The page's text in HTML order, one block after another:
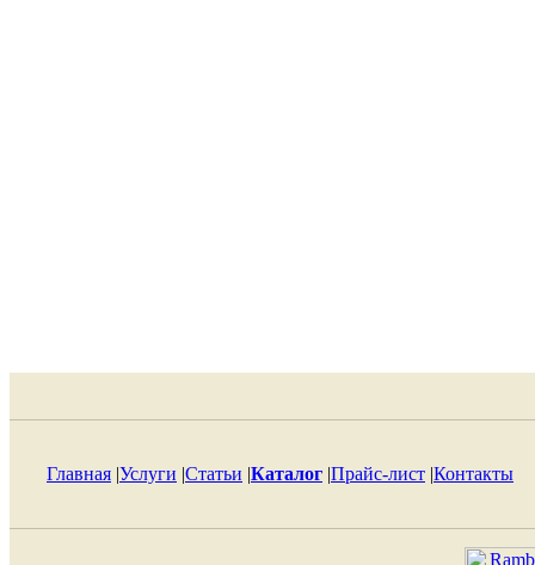
Главная |Услуги |Статьи |Каталог |Прайс-лист |Контакты